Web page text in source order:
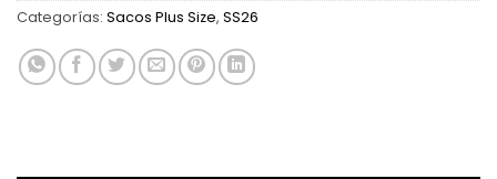
Categorías: Sacos Plus Size, SS26